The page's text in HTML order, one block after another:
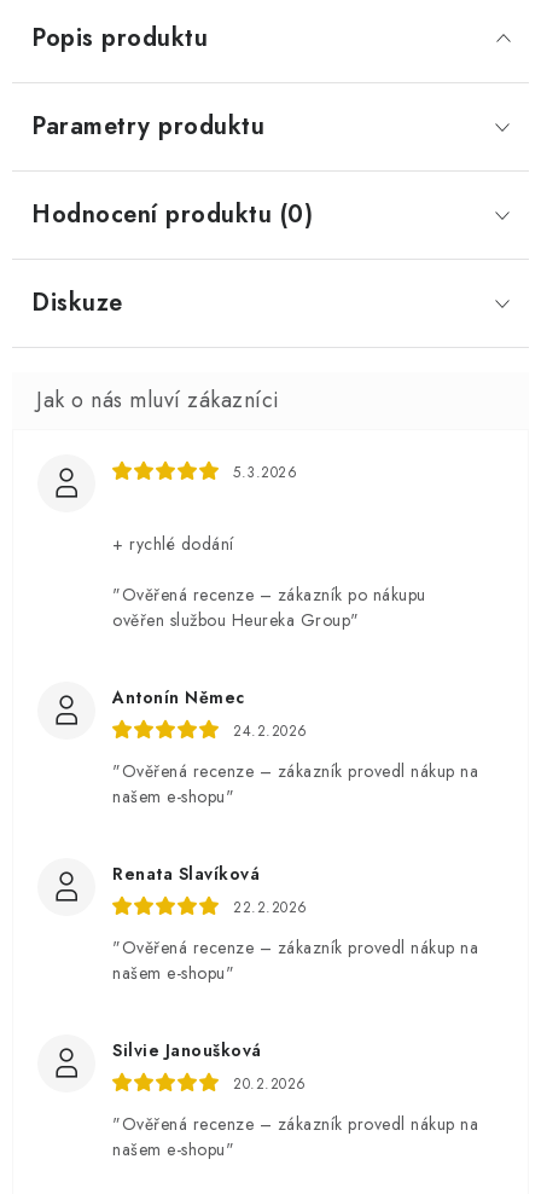
Popis produktu
Parametry produktu
Hodnocení produktu (0)
Diskuze
5.3.2026
+ rychlé dodání
"Ověřená recenze – zákazník po nákupu
ověřen službou Heureka Group"
Antonín Němec
24.2.2026
"Ověřená recenze – zákazník provedl nákup na
našem e-shopu"
Renata Slavíková
22.2.2026
"Ověřená recenze – zákazník provedl nákup na
našem e-shopu"
Silvie Janoušková
20.2.2026
"Ověřená recenze – zákazník provedl nákup na
našem e-shopu"